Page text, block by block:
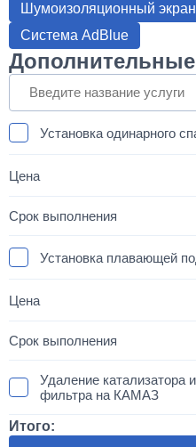
Шумоизоляционный
Система AdBlue
Установка одинарного
Установка плавающей
Удаление катализатора
фильтра на КАМАЗ
Итого: